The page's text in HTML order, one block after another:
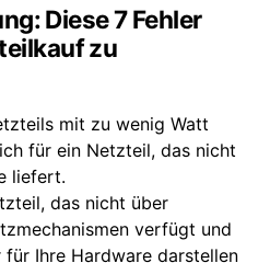
Diese 7 Fehler
zu
mit zu wenig Watt
für ein Netzteil, das nicht
liefert.
das nicht über
verfügt und
für Ihre Hardware darstellen